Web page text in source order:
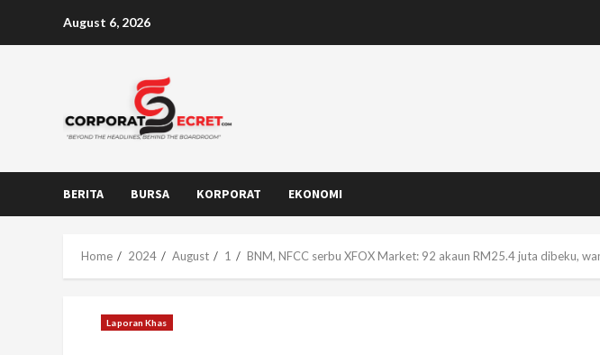
August 6, 2026
BERITA BURSA KORPORAT EKONOMI
Home 2024 August 1 BNM, NFCC serbu XFOX Market: 92 akaun RM25.4 juta dibeku,
Laporan Khas